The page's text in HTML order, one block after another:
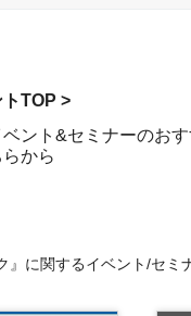
TOP >
ベント&セミナーのお
から
』に関するイベント/セ